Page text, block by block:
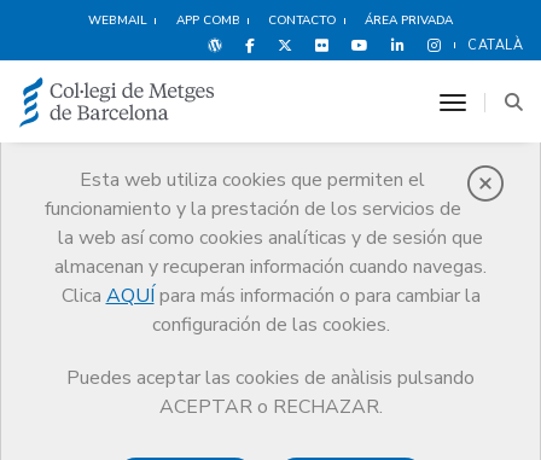
WEBMAIL APP COMB CONTACTO ÁREA PRIVADA
CATALÀ
Esta web utiliza cookies que permiten el
funcionamiento y la prestación de los servicios de
la web así como cookies analíticas y de sesión que
almacenan y recuperan información cuando navegas.
Clica AQUÍ para más información o para cambiar la
configuración de las cookies.
Puedes aceptar las cookies de anàlisis pulsando
ACEPTAR o RECHAZAR.
toggle
Noticias
Comunicación
Noticias
Convocatoria de la segunda edición de los Premios a las mejores
prácticas de Conciliación en el sector sanitario del CCMC